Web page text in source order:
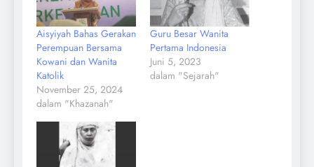
Aisyiyah Bahas Gerakan
Perempuan Bersama
Kowani dan Wanita
Katolik
November 25, 2024
dalam "Khazanah"
Guru Besar Wanita
Pertama Indonesia
Juni 5, 2023
dalam "Sejarah"